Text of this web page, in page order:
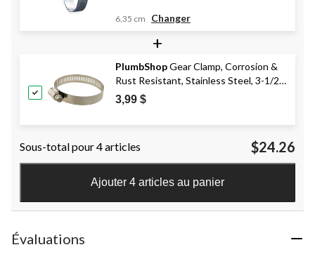
6,35 cm Changer
+
PlumbShopGear Clamp, Corrosion &
Rust Resistant, Stainless Steel, 3-1/2-
in
3,99 $
Sous-total pour 4 articles $24.26
Ajouter 4 articles au panier
Évaluations